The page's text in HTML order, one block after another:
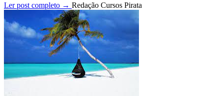
Ler post completo → Redação Cursos Pirata